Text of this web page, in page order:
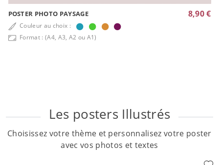
POSTER PHOTO PAYSAGE
Couleur au choix :
Format : (A4, A3, A2 ou A1)
8,90 €
Les posters Illustrés
Choisissez votre thème et personnalisez votre poster
avec vos photos et textes